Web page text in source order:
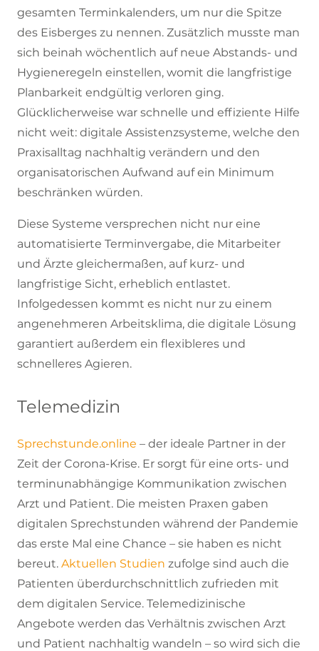
gesamten Terminkalenders, um nur die Spitze
des Eisberges zu nennen. Zusätzlich musste man
sich beinah wöchentlich auf neue Abstands- und
Hygieneregeln einstellen, womit die langfristige
Planbarkeit endgültig verloren ging.
Glücklicherweise war schnelle und effiziente Hilfe
nicht weit: digitale Assistenzsysteme, welche den
Praxisalltag nachhaltig verändern und den
organisatorischen Aufwand auf ein Minimum
beschränken würden.
Diese Systeme versprechen nicht nur eine
automatisierte Terminvergabe, die Mitarbeiter
und Ärzte gleichermaßen, auf kurz- und
langfristige Sicht, erheblich entlastet.
Infolgedessen kommt es nicht nur zu einem
angenehmeren Arbeitsklima, die digitale Lösung
garantiert außerdem ein flexibleres und
schnelleres Agieren.
Telemedizin
Sprechstunde.online – der ideale Partner in der
Zeit der Corona-Krise. Er sorgt für eine orts- und
terminunabhängige Kommunikation zwischen
Arzt und Patient. Die meisten Praxen gaben
digitalen Sprechstunden während der Pandemie
das erste Mal eine Chance – sie haben es nicht
bereut. Aktuellen Studien zufolge sind auch die
Patienten überdurchschnittlich zufrieden mit
dem digitalen Service. Telemedizinische
Angebote werden das Verhältnis zwischen Arzt
und Patient nachhaltig wandeln – so wird sich die